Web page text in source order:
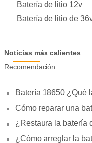
Batería de litio 12v
Batería de litio de
Noticias más calientes
Recomendación
Batería 18650 ¿Qué
Cómo reparar una
¿Restaura la batería
¿Cómo arreglar la